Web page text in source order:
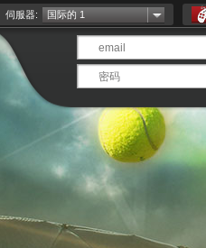
伺服器: 国际的 1